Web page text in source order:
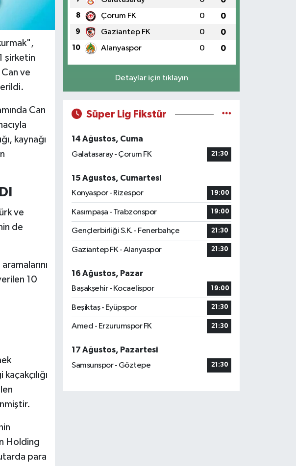
şirketin
ve
Can
kaynağı
ve
de
10
Holding
para
8 Çorum FK 0 0
9 Gaziantep FK 0 0
10 Alanyaspor 0 0
Detaylar için tıklayın
Süper Lig Fikstür
14 Ağustos, Cuma
Galatasaray - Çorum FK
21:30
15 Ağustos, Cumartesi
Konyaspor - Rizespor
19:00
Kasımpaşa - Trabzonspor 19:00
Gençlerbirliği S.K. - Fenerbahçe 21:30
Gaziantep FK - Alanyaspor 21:30
16 Ağustos, Pazar
Başakşehir - Kocaelispor
19:00
Beşiktaş - Eyüpspor 21:30
Amed - Erzurumspor FK 21:30
17 Ağustos, Pazartesi
Samsunspor - Göztepe
21:30